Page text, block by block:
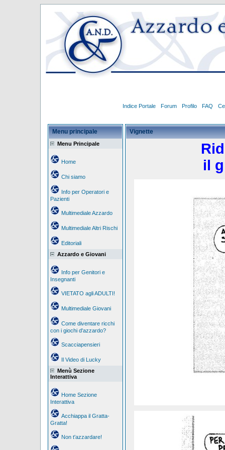
Indice Portale Forum Profilo FAQ
Menu principale
Menu Principale
Home
Chi siamo
Info per Operatori e
Pazienti
Multimediale Azzardo
Multimediale Altri Rischi
Editoriali
Azzardo e Giovani
Info per Genitori e
Insegnanti
VIETATO agli ADULTI!
Multimediale Giovani
Come diventare ricchi
con i giochi d'azzardo?
Scacciapensieri
Il Video di Lucky
Menù Sezione
Interattiva
Home Sezione
Interattiva
Acchiappa il Gratta-
Gratta!
Non t'azzardare!
Vignette
il